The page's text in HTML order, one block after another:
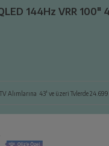
Alımlarına 43' ve üzeri Tvlerde